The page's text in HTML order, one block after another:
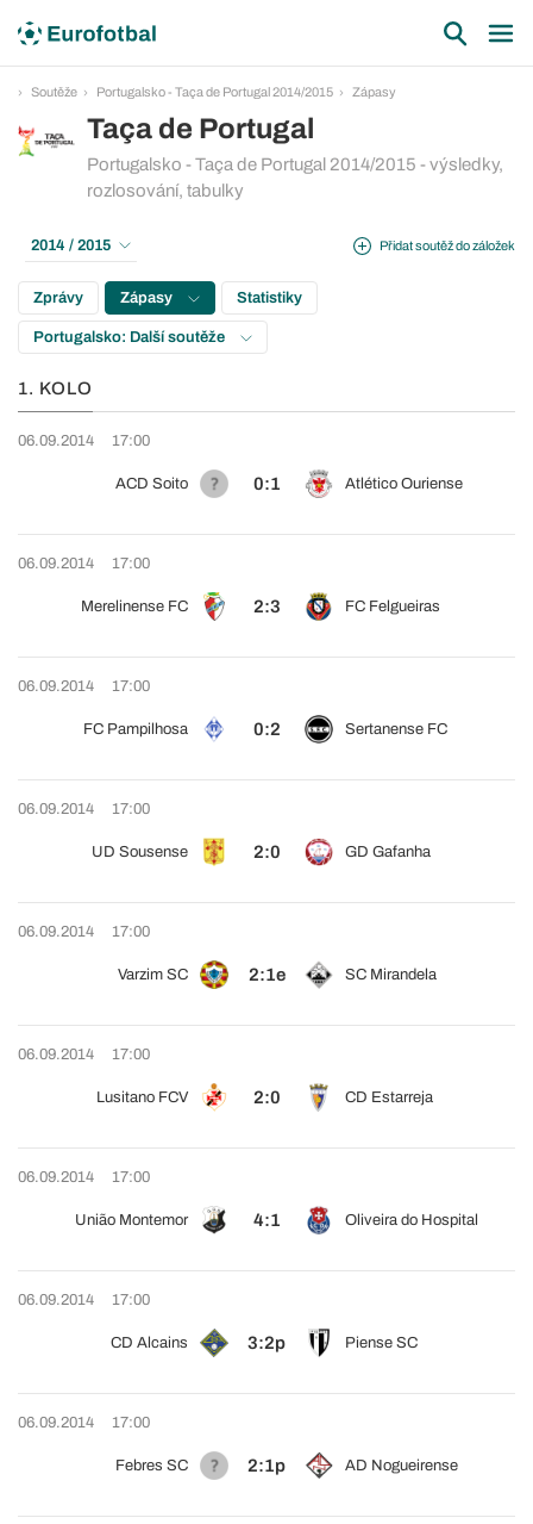
Soutěže Portugalsko - Taça de Portugal 2014/2015 Zápasy
Taça de Portugal
Portugalsko - Taça de Portugal 2014/2015 - výsledky,
rozlosování, tabulky
Přidat soutěž do záložek
2014 / 2015
Zprávy Zápasy Statistiky
Portugalsko: Další soutěže
1. KOLO
06.09.2014 17:00
ACD Soito 0:1 Atlético Ouriense
06.09.2014 17:00
Merelinense FC 2:3 FC Felgueiras
06.09.2014 17:00
FC Pampilhosa 0:2 Sertanense FC
06.09.2014 17:00
UD Sousense 2:0 GD Gafanha
06.09.2014 17:00
Varzim SC 2:1e SC Mirandela
06.09.2014 17:00
Lusitano FCV 2:0 CD Estarreja
06.09.2014 17:00
União Montemor 4:1 Oliveira do Hospital
06.09.2014 17:00
CD Alcains 3:2p Piense SC
06.09.2014 17:00
Febres SC 2:1p AD Nogueirense